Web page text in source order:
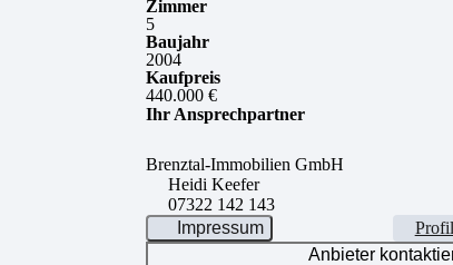
Zimmer
5
Baujahr
2004
Kaufpreis
440.000 €
Ihr Ansprechpartner
Brenztal-Immobilien GmbH
Heidi Keefer
07322 142 143
Impressum
Anbieter